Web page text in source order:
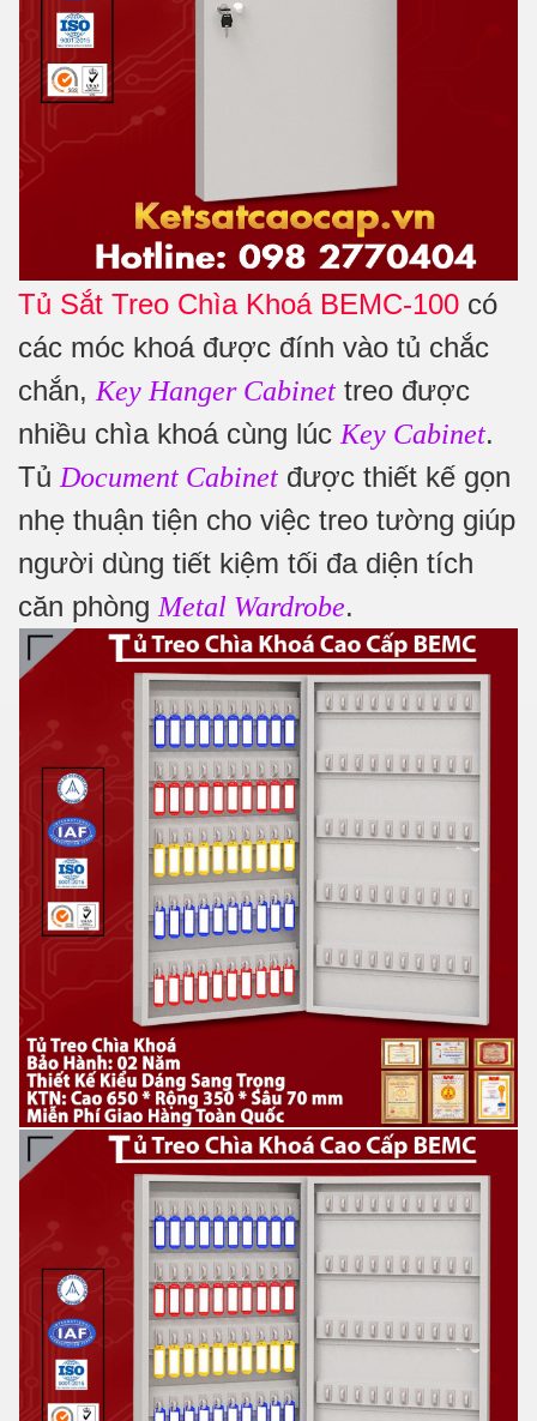
Tủ Sắt Treo Chìa Khoá BEMC-100 có
các móc khoá được đính vào tủ chắc
chắn, Key Hanger Cabinet treo được
nhiều chìa khoá cùng lúc Key Cabinet.
Tủ Document Cabinet được thiết kế gọn
nhẹ thuận tiện cho việc treo tường giúp
người dùng tiết kiệm tối đa diện tích
căn phòng Metal Wardrobe.